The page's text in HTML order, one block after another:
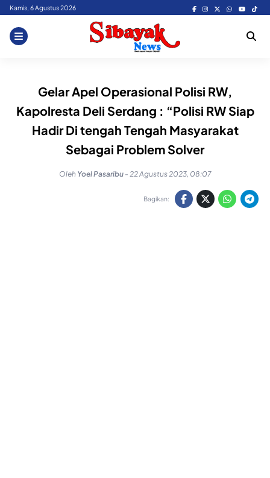
Skip
content
Kamis, 6 Agustus 2026
Gelar Apel Operasional Polisi RW,
Kapolresta Deli Serdang : “Polisi RW Siap
Hadir Di tengah Tengah Masyarakat
Sebagai Problem Solver
Oleh Yoel Pasaribu - 22 Agustus 2023, 08:07
Bagikan: